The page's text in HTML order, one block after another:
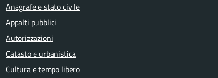
Anagrafe e stato civile
Appalti pubblici
Autorizzazioni
Catasto e urbanistica
Cultura e tempo libero